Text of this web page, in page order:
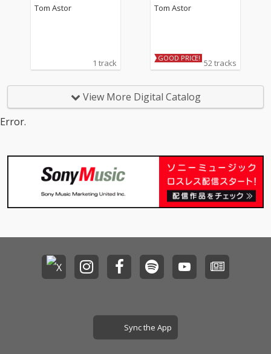
Tom Astor
1 track
Tom Astor
GOOD PRICE! 52 tracks
View More Digital Catalog
Error.
Sync the App